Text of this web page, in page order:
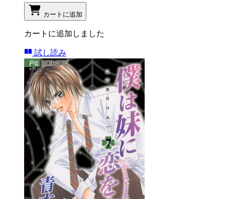
カートに追加
カートに追加しました
試し読み